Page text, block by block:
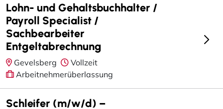
Lohn- und Gehaltsbuchhalter /
Payroll Specialist /
Sachbearbeiter
Entgeltabrechnung
Gevelsberg
Vollzeit
Arbeitnehmerüberlassung
Schleifer (m/w/d) –